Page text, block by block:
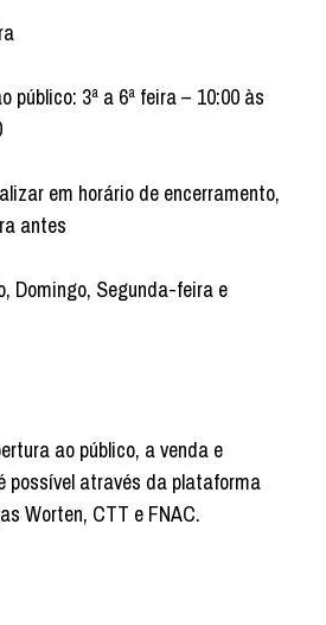
público: 3ª a 6ª feira – 10:00 às
em horário de encerramento,
antes
Domingo, Segunda-feira e
ao público, a venda e
possível através da plataforma
Worten, CTT e FNAC.